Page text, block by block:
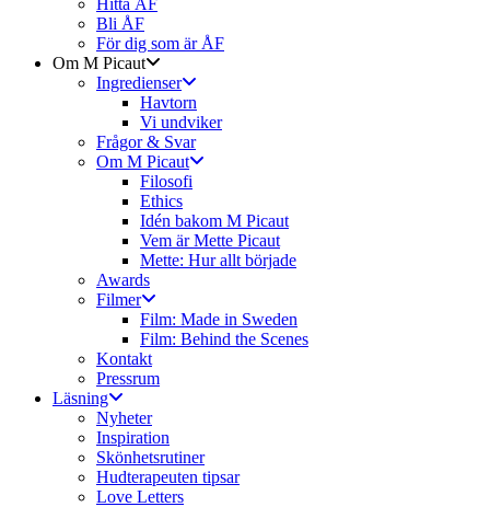
Hitta ÅF
Bli ÅF
För dig som är ÅF
Om M Picaut
Ingredienser
Havtorn
Vi undviker
Frågor & Svar
Om M Picaut
Filosofi
Ethics
Idén bakom M Picaut
Vem är Mette Picaut
Mette: Hur allt började
Awards
Filmer
Film: Made in Sweden
Film: Behind the Scenes
Kontakt
Pressrum
Läsning
Nyheter
Inspiration
Skönhetsrutiner
Hudterapeuten tipsar
Love Letters